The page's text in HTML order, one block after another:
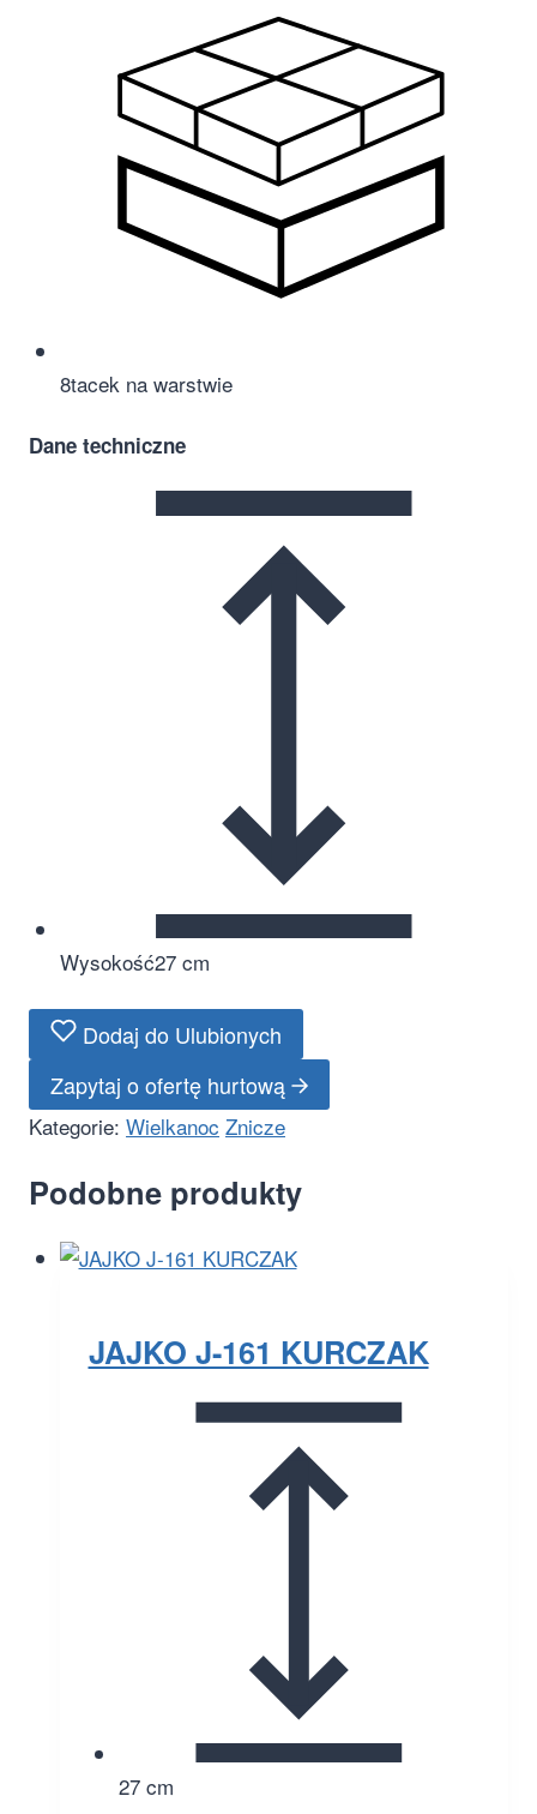
8tacek na warstwie
Dane techniczne
Wysokość27 cm
Dodaj do Ulubionych
Zapytaj o ofertę hurtową
Kategorie: Wielkanoc Znicze
Podobne produkty
JAJKO J-161 KURCZAK
27 cm